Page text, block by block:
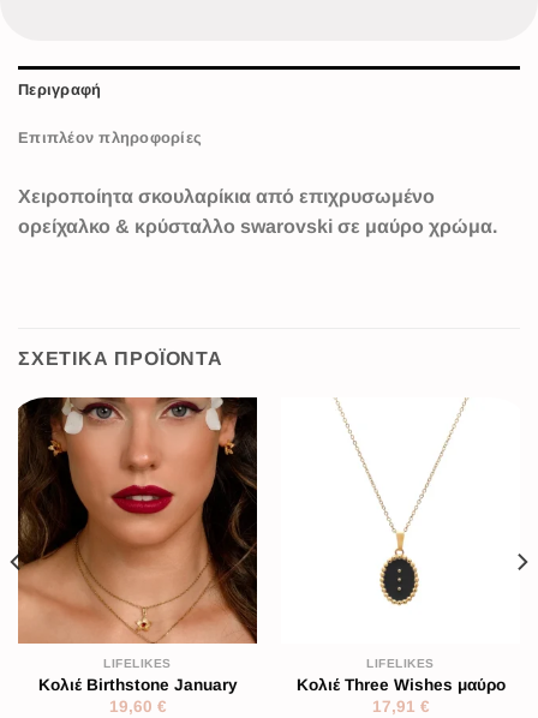
Περιγραφή
Επιπλέον πληροφορίες
Χειροποίητα σκουλαρίκια από επιχρυσωμένο
ορείχαλκο & κρύσταλλο swarovski σε μαύρο χρώμα.
ΣΧΕΤΙΚΆ ΠΡΟΪΌΝΤΑ
LIFELIKES
Κολιέ Birthstone January
19,60 €
LIFELIKES
Κολιέ Three Wishes μαύρο
17,91 €